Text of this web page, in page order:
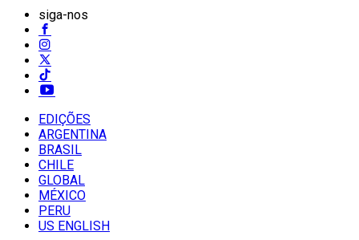
siga-nos
EDIÇÕES
ARGENTINA
BRASIL
CHILE
GLOBAL
MÉXICO
PERU
US ENGLISH